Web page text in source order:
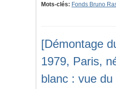
Mots-clés: Fonds Bruno
[Démontage
1979, Paris,
blanc : vue